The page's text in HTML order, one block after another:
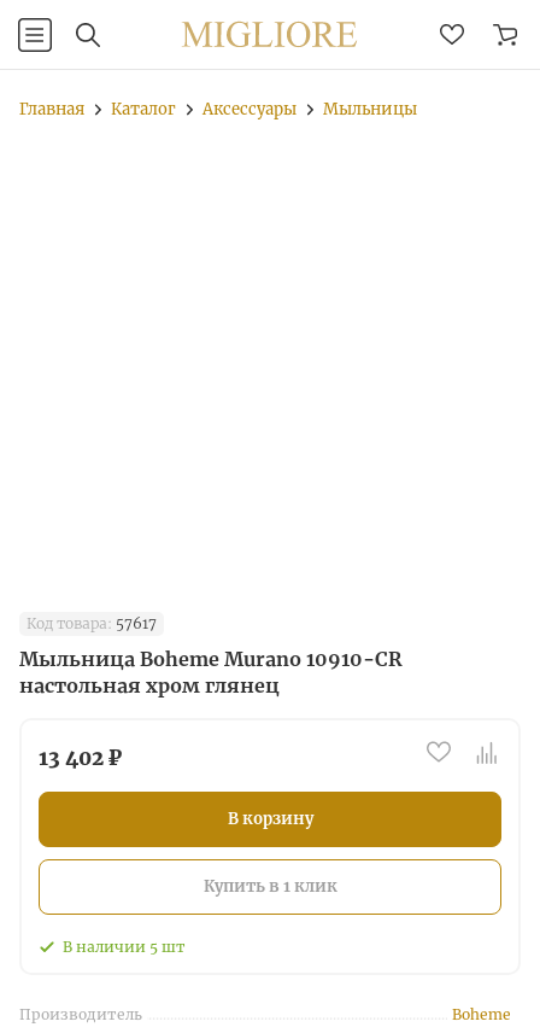
Главная Каталог Аксессуары Мыльницы
Код товара: 57617
Мыльница Boheme Murano 10910-CR
настольная хром глянец
13 402 ₽
В корзину
Купить в 1 клик
В наличии 5 шт
Производитель Boheme